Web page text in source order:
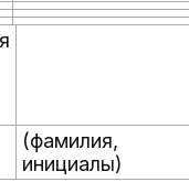
(фамилия,
инициалы)